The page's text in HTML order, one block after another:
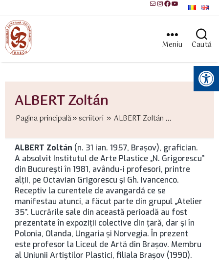
MailInstagram
Facebook
YouTube
Meniu Caută
Instrumente pentru accesibilitate
ALBERT Zoltán
Pagina principală scriitori ALBERT Zoltán ...
ALBERT Zoltán (n. 31 ian. 1957, Brașov), grafician.
A absolvit Institutul de Arte Plastice „N. Grigorescu”
din București în 1981, avându-i profesori, printre
alţii, pe Octavian Grigorescu şi Gh. Ivancenco.
Receptiv la curentele de avangardă ce se
manifestau atunci, a făcut parte din grupul „Atelier
35”. Lucrările sale din această perioadă au fost
prezentate în expoziţii colective din ţară, dar şi în
Polonia, Olanda, Ungaria şi Norvegia. În prezent
este profesor la Liceul de Artă din Brașov. Membru
al Uniunii Artiştilor Plastici, filiala Braşov (1990).